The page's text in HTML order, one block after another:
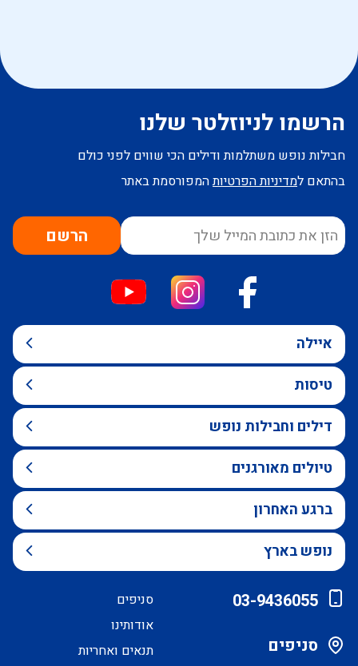
הרשמו לניוזלטר שלנו
חבילות נופש משתלמות ודילים הכי שווים לפני כולם
בהתאם למדיניות הפרטיותהמפורסמת באתר
הרשם
איילה
טיסות
דילים וחבילות נופש
טיולים מאורגנים
ברגע האחרון
נופש בארץ
03-9436055
סניפים
סניפים
אודותינו
תנאים ואחריות